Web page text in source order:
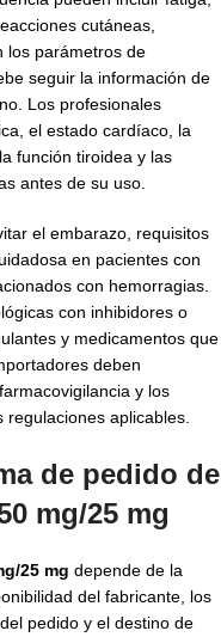
cutáneas,
los parámetros de
seguir la información de
Los profesionales
el estado cardíaco, la
función tiroidea y las
antes de su uso.
el embarazo, requisitos
en pacientes con
con hemorragias.
con inhibidores o
y medicamentos que
deben
y los
aplicables.
de pedido de
mg/25 mg
25 mg depende de la
del fabricante, los
pedido y el destino de